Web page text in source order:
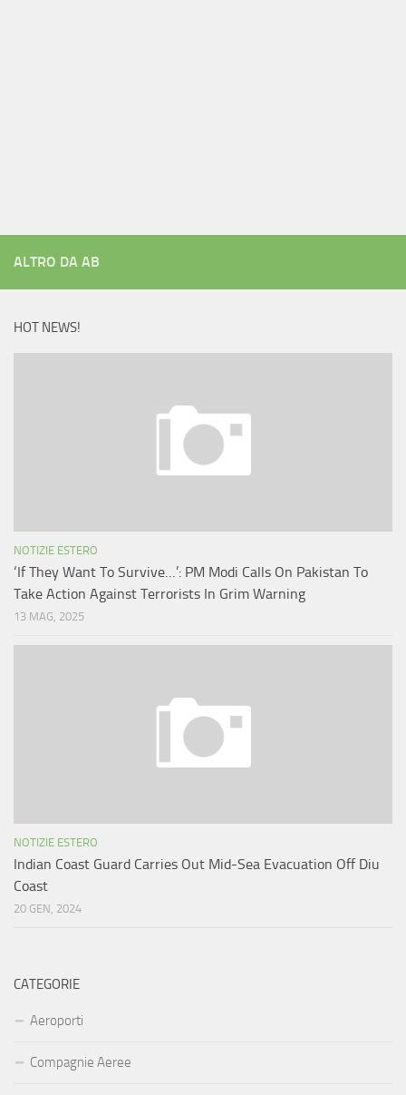
ALTRO DA AB
HOT NEWS!
NOTIZIE ESTERO
‘If They Want To Survive…’: PM Modi Calls On Pakistan To
Take Action Against Terrorists In Grim Warning
13 MAG, 2025
NOTIZIE ESTERO
Indian Coast Guard Carries Out Mid-Sea Evacuation Off Diu
Coast
20 GEN, 2024
CATEGORIE
Aeroporti
Compagnie Aeree